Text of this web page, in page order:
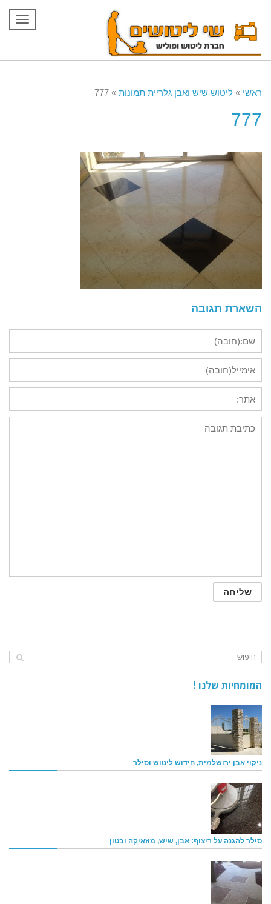
ראשי » ליטוש שיש ואבן גלריית תמונות »
777
777
השארת תגובה
המומחיות שלנו !
ניקוי אבן ירושלמית, חידוש ליטוש וסילר
סילר להגנה על ריצוף: אבן, שיש, מוזאיקה ובטון